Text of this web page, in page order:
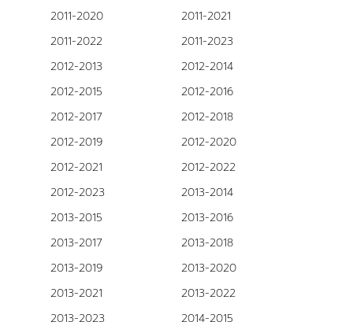
2011-2020
2011-2021
2011-2022
2011-2023
2012-2013
2012-2014
2012-2015
2012-2016
2012-2017
2012-2018
2012-2019
2012-2020
2012-2021
2012-2022
2012-2023
2013-2014
2013-2015
2013-2016
2013-2017
2013-2018
2013-2019
2013-2020
2013-2021
2013-2022
2013-2023
2014-2015